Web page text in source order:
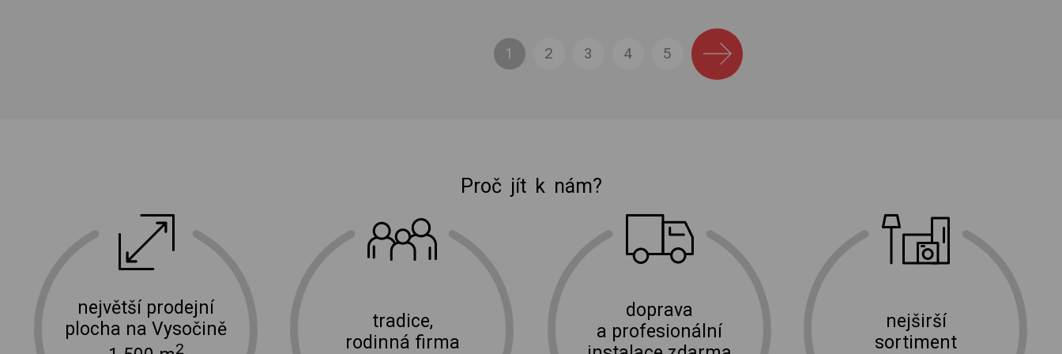
1 2 3 4 5
Proč jít k nám?
největší prodejní
plocha na Vysočině
2
tradice,
rodinná firma
doprava
a profesionální
doprava a instalace elektro zařízení
nejširší
sortiment
E-shop Elektro Burian